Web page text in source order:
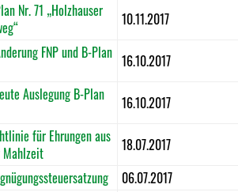
Nr. 71 „Holzhauser
10.11.2017
FNP und B-Plan 16.10.2017
Auslegung B-Plan
16.10.2017
für Ehrungen aus
Mahlzeit
18.07.2017
06.07.2017